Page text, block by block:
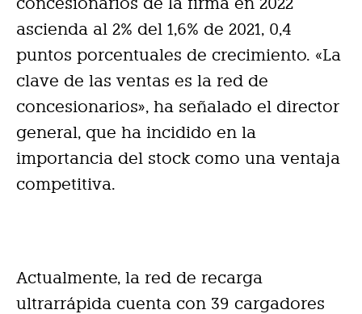
ascienda al 2% del 1,6% de 2021, 0,4
puntos porcentuales de crecimiento. «La
clave de las ventas es la red de
concesionarios», ha señalado el director
general, que ha incidido en la
importancia del stock como una ventaja
competitiva.
Actualmente, la red de recarga
ultrarrápida cuenta con 39 cargadores